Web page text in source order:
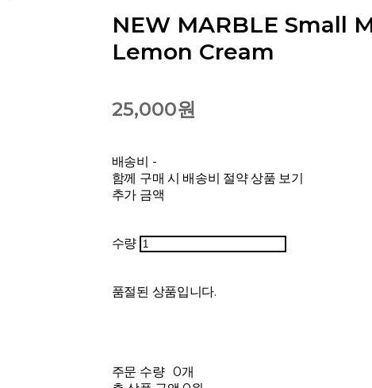
NEW MARBLE Small
Lemon Cream
25,000원
배송비 -
함께 구매 시 배송비 절약 상품 보기
추가 금액
수량
품절된 상품입니다.
주문 수량 0개